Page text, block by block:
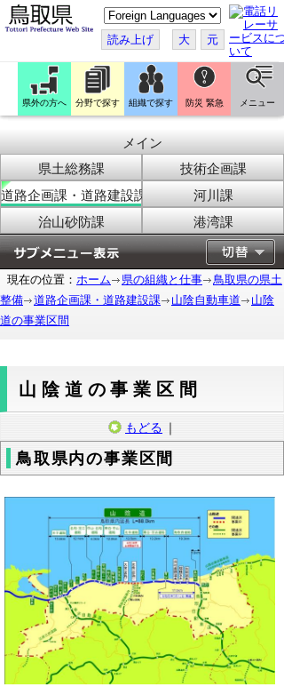
こ
の
ペ
ー
ジ
翻
訳
す
読み上げ 大 元
県外の方へ 分野で探す 組織で探す 防災 緊急 メニュー
メイン
県土総務課
技術企画課
道路企画課・道路建設課
河川課
治山砂防課
港湾課
現在の位置： ホーム 県の組織と仕事
鳥取県の県土
整備
道路企画課・道路建設課 山陰自動車道
山陰
道の事業区間
山陰道の事業区間
もどる ｜
鳥取県内の事業区間